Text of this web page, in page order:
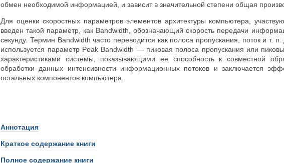
обмен необходимой информацией, и зависит в значительной степени общая
Для оценки скоростных параметров элементов архитектуры компьютера,
введен такой параметр, как Bandwidth, обозначающий скорость передачи
секунду. Термин Bandwidth часто переводится как полоса пропускания, поток и
используется параметр Peak Bandwidth — пиковая полоса пропускания или
характеристиками системы, показывающими ее способность к совместной
обработки данных интенсивности информационных потоков и заключается
остальных компонентов компьютера.
Аннотация
Краткое содержание книги
Полное содержание книги